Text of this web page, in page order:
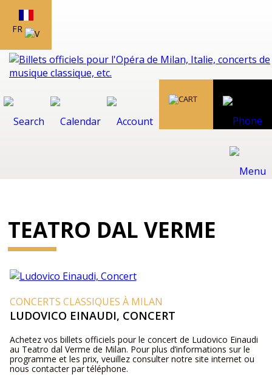
FR
TEATRO DAL VERME
CONCERTS CLASSIQUES À MILAN
LUDOVICO EINAUDI, CONCERT
Achetez vos billets officiels pour le concert de Ludovico Einaudi
au Teatro dal Verme de Milan. Pour plus d’informations sur le
programme et les prix, veuillez consulter notre site internet ou
nous contacter par téléphone.